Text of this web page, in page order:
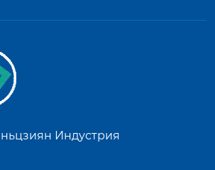
Индустрия